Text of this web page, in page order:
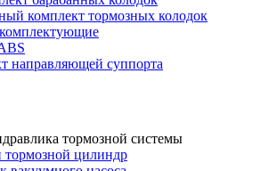
комплект тормозных колодок
направляющей суппорта
тормозной системы
тормозной цилиндр